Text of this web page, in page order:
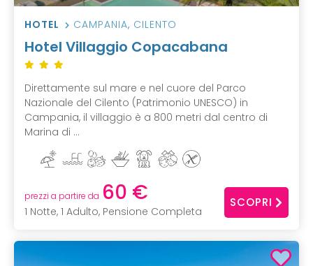
HOTEL CAMPANIA, CILENTO
Hotel Villaggio Copacabana
Direttamente sul mare e nel cuore del Parco
Nazionale del Cilento (Patrimonio UNESCO) in
Campania, il villaggio è a 800 metri dal centro di
Marina di ...
prezzi a partire da 60 €
1 Notte, 1 Adulto, Pensione Completa
SCOPRI